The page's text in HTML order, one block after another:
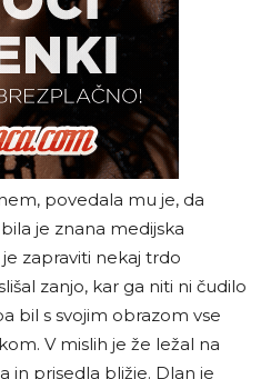
povedala mu je, da
je znana medijska
zapraviti nekaj trdo
zanjo, kar ga niti ni čudilo
bil s svojim obrazom vse
V mislih je že ležal na
in prisedla bližje. Dlan je